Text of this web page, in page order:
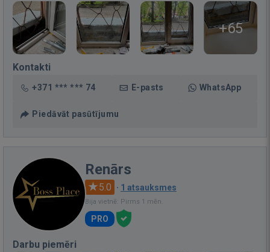
+65
Kontakti
+371 *** *** 74 E-pasts WhatsApp
Piedāvāt pasūtījumu
Renārs
5.0 · 1 atsauksmes
Bija vietnē: Pirms 1 mēn.
PRO
Darbu piemēri